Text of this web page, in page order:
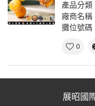
產品分類
廠商名稱
攤位號碼
0
展昭國